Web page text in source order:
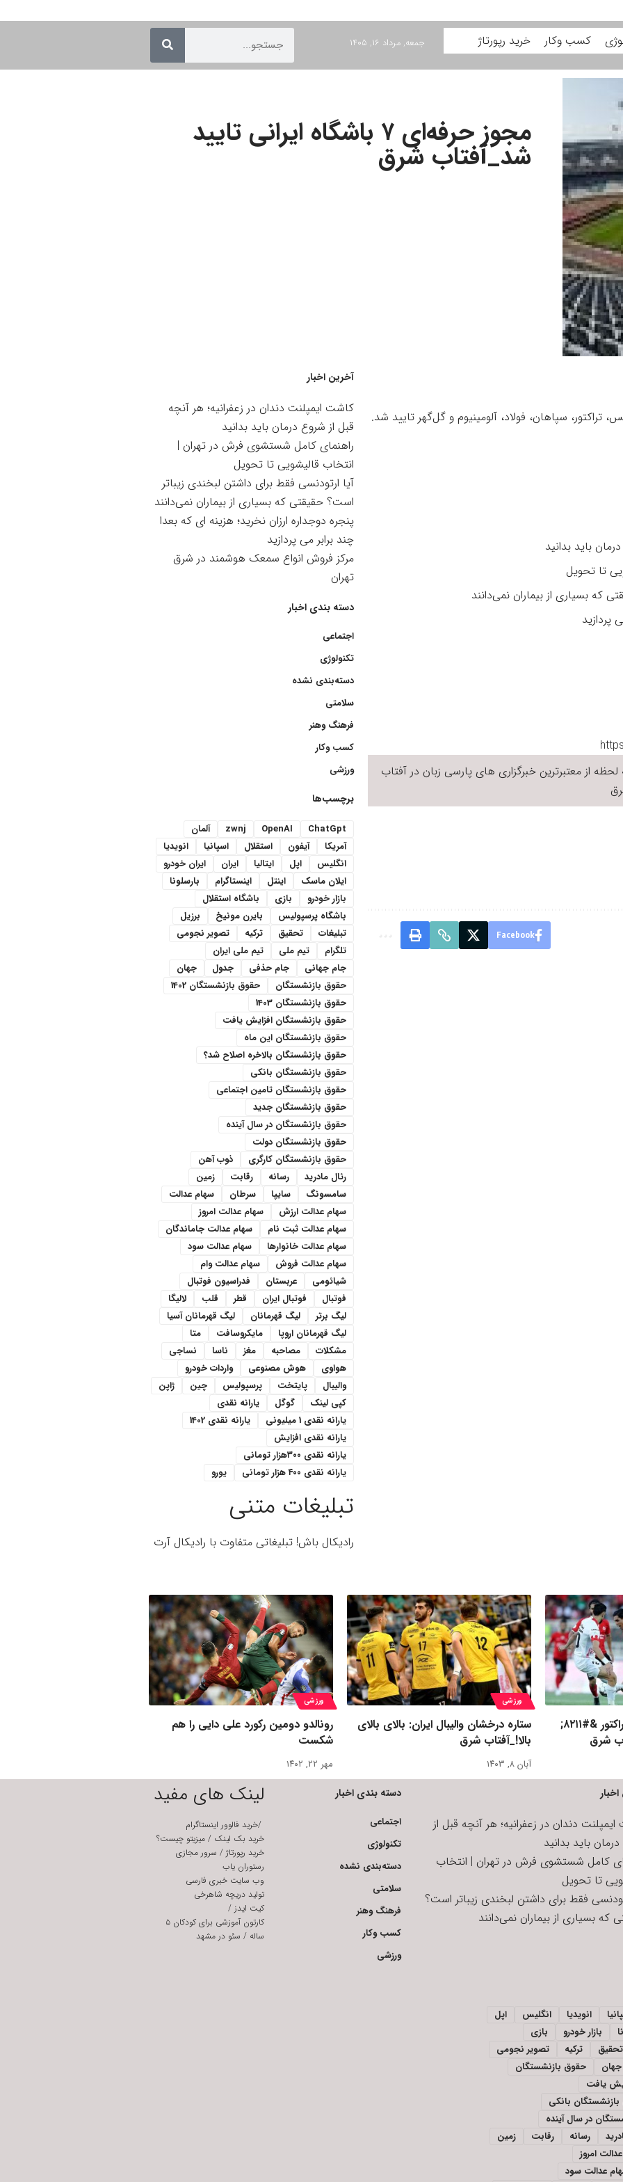
کسب وکار خرید رپورتاژ جمعه, مرداد ۱۶, ۱۴۰۵
مجوز حرفه‌ای ۷ باشگاه ایرانی تایید
شد_آفتاب شرق
باید بدانید
تا تحویل
که بسیاری از بیماران نمی‌دانند
پردازید
از معتبرترین خبرگزاری های پارسی زبان در آفتاب
Facebook
آخرین اخبار
کاشت ایمپلنت دندان در زعفرانیه؛ هر آنچه
قبل از شروع درمان باید بدانید
راهنمای کامل شستشوی فرش در تهران |
انتخاب قالیشویی تا تحویل
آیا ارتودنسی فقط برای داشتن لبخندی زیباتر
است؟ حقیقتی که بسیاری از بیماران نمی‌دانند
پنجره دوجداره ارزان نخرید؛ هزینه ای که بعدا
چند برابر می پردازید
مرکز فروش انواع سمعک هوشمند در شرق
تهران
دسته بندی اخبار
اجتماعی
تکنولوژی
دسته‌بندی نشده
سلامتی
فرهنگ وهنر
کسب وکار
ورزشی
برچسب‌ها
ChatGpt
OpenAI
zwnj
آلمان
آمریکا
آیفون استقلال اسپانیا
انویدیا
انگلیس
اپل ایتالیا ایران
ایران خودرو
ایلان ماسک
اینتل اینستاگرام
بارسلونا
بازار خودرو
بازی
باشگاه استقلال
باشگاه پرسپولیس
بایرن مونیخ
برزیل
تبلیغات
تحقیق ترکیه
تصویر نجومی
تلگرام
تیم ملی
تیم ملی ایران
جام جهانی
جام حذفی جدول
جهان
حقوق بازنشستگان
حقوق بازنشستگان 1402
حقوق بازنشستگان 1403
حقوق بازنشستگان افزایش یافت
حقوق بازنشستگان این ماه
حقوق بازنشستگان بالاخره اصلاح شد؟
حقوق بازنشستگان بانکی
حقوق بازنشستگان تامین اجتماعی
حقوق بازنشستگان جدید
حقوق بازنشستگان در سال آینده
حقوق بازنشستگان دولت
حقوق بازنشستگان کارگری
ذوب آهن
رئال مادرید
رسانه رقابت
زمین
سامسونگ
سایپا سرطان
سهام عدالت
سهام عدالت ارزش
سهام عدالت امروز
سهام عدالت ثبت نام
سهام عدالت جاماندگان
سهام عدالت خانوارها
سهام عدالت سود
سهام عدالت فروش
سهام عدالت وام
شیائومی
عربستان
فدراسیون فوتبال
فوتبال
فوتبال ایران قطر قلب
لالیگا
لیگ برتر
لیگ قهرمانان
لیگ قهرمانان آسیا
لیگ قهرمانان اروپا
مایکروسافت
متا
مشکلات
مصاحبه مغز ناسا
نساجی
هواوی
هوش مصنوعی
واردات خودرو
والیبال
پایتخت پرسپولیس چین
ژاپن
کپی لینک
گوگل
یارانه نقدی
یارانه نقدی 1 میلیونی
یارانه نقدی 1402
یارانه نقدی افزایش
یارانه نقدی ۳۰۰هزار تومانی
یارانه نقدی ۴۰۰ هزار تومانی
یورو
تبلیغات متنی
رادیکال باش! تبلیغاتی متفاوت با رادیکال آرت
ده تقابل به‌یادماندنی تراکتور &#۸۲۱۱;
شرق
ورزشی
ستاره درخشان والیبال ایران: بالای بالای
بالا!_آفتاب شرق
آبان ۸, ۱۴۰۳
ورزشی
رونالدو دومین رکورد علی دایی را هم
شکست
مهر ۲۲, ۱۴۰۲
دندان در زعفرانیه؛ هر آنچه قبل از
باید بدانید
کامل شستشوی فرش در تهران | انتخاب
تا تحویل
فقط برای داشتن لبخندی زیباتر است؟
که بسیاری از بیماران نمی‌دانند
دسته بندی اخبار
اجتماعی
تکنولوژی
دسته‌بندی نشده
سلامتی
فرهنگ وهنر
کسب وکار
ورزشی
لینک های مفید
/خرید فالوور اینستاگرام
خرید بک لینک / میزیتو چیست؟
خرید رپورتاژ/ سرور مجازی
رستوران یاب
وب سایت خبری فارسی
تولید دریچه شاهرخی
کیت ایدز /
کارتون آموزشی برای کودکان ۵
ساله / سئو در مشهد
انویدیا انگلیس
اپل
بازار خودرو
بازی
تحقیق ترکیه
تصویر نجومی
جهان
حقوق بازنشستگان
یافت
بانکی
در سال آینده
رسانه رقابت
زمین
امروز
عدالت سود